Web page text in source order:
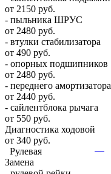
от 2150 руб.
- пыльника ШРУС
от 2480 руб.
- втулки стабилизатора
от 490 руб.
- опорных подшипников
от 2480 руб.
- переднего амортизатора
от 2440 руб.
- сайлентблока рычага
от 550 руб.
Диагностика ходовой
от 340 руб.
Рулевая
Замена